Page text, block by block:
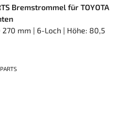
Bremstrommel für TOYOTA
mm | 6-Loch | Höhe: 80,5